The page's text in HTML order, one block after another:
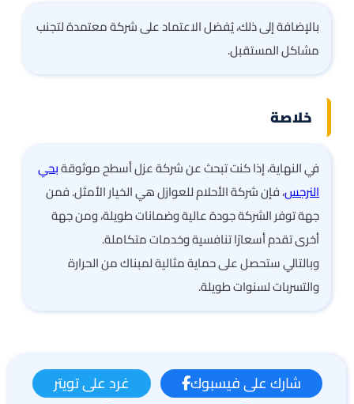
بالإضافة إلى ذلك، يُفضل الاعتماد على شركة معتمدة لتجنب
مشاكل المستقبل.
خلاصة
في النهاية، إذا كنت تبحث عن شركة عزل أسطح موثوقةبحي
النرجس، فإن شركة الأحلام للعوازل هي الخيار الأمثل. فمن
جهة توفر الشركة جودة عالية وضمانات طويلة، ومن جهة
أخرى تقدم أسعارًا تنافسية وخدمات متكاملة.
وبالتالي ستحصل على حماية مثالية لمبناك من الحرارة
والتسربات لسنوات طويلة.
شارك على فيسبوك
غرد على تويتر